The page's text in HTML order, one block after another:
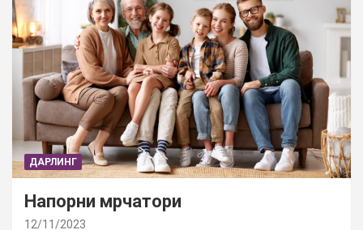
ДАРЛИНГ
Напорни мрчатори
12/11/2023